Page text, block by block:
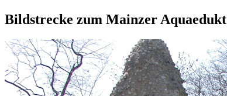
Bildstrecke zum Mainzer Aquaedukt